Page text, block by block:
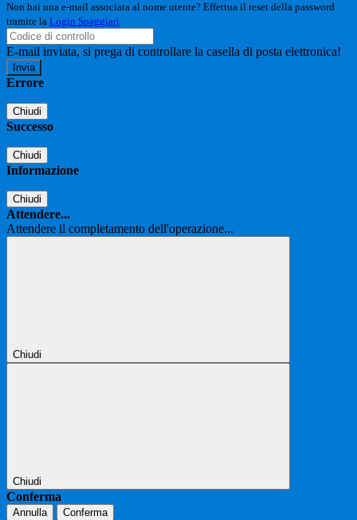
Non hai una e-mail associata al nome utente? Effettua il reset della password
tramite la Login Spaggiari
E-mail inviata, si prega di controllare la casella di posta elettronica!
Errore
Chiudi
Successo
Chiudi
Informazione
Chiudi
Attendere...
Attendere il completamento dell'operazione...
Chiudi
Chiudi
Conferma
Annulla Conferma